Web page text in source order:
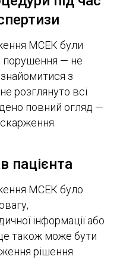
МСЕК були
порушення — не
з
розглянуто всі
повний огляд —
пацієнта
МСЕК було
інформації або
також може бути
рішення.